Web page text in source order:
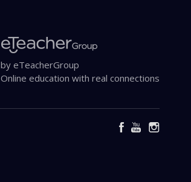
by eTeacherGroup
Online education with real connections